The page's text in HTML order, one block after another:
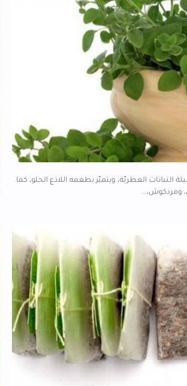
العطريّة، ويتميّز بطعمه اللاذع الحلو، كما
ومردكوش،…